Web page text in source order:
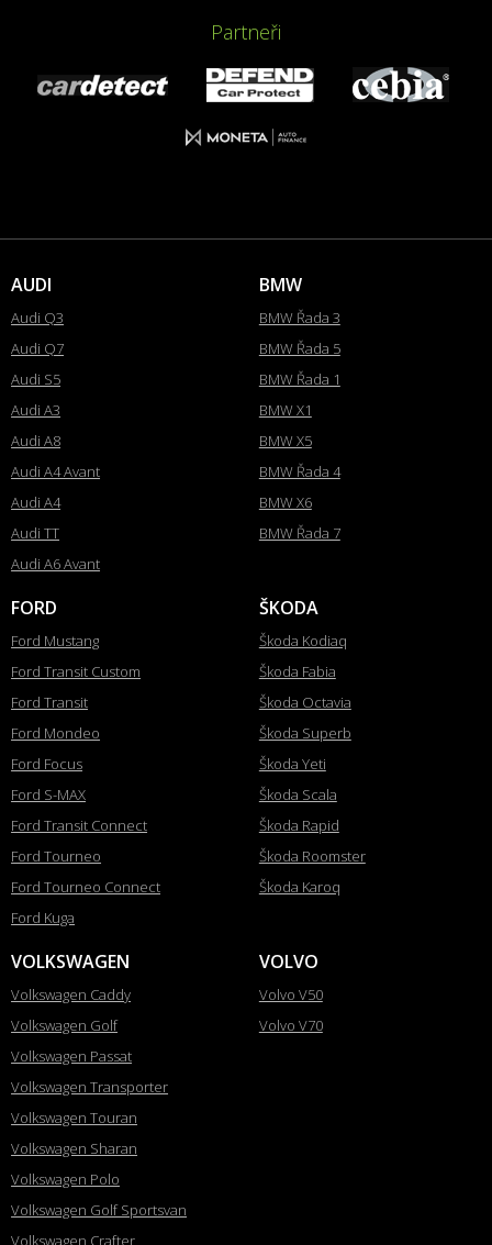
Partneři
AUDI
Audi Q3
Audi Q7
Audi S5
Audi A3
Audi A8
Audi A4 Avant
Audi A4
Audi TT
Audi A6 Avant
BMW
BMW Řada 3
BMW Řada 5
BMW Řada 1
BMW X1
BMW X5
BMW Řada 4
BMW X6
BMW Řada 7
FORD
Ford Mustang
Ford Transit Custom
Ford Transit
Ford Mondeo
Ford Focus
Ford S-MAX
Ford Transit Connect
Ford Tourneo
Ford Tourneo Connect
Ford Kuga
ŠKODA
Škoda Kodiaq
Škoda Fabia
Škoda Octavia
Škoda Superb
Škoda Yeti
Škoda Scala
Škoda Rapid
Škoda Roomster
Škoda Karoq
VOLKSWAGEN
Volkswagen Caddy
Volkswagen Golf
Volkswagen Passat
Volkswagen Transporter
Volkswagen Touran
Volkswagen Sharan
Volkswagen Polo
Volkswagen Golf Sportsvan
VOLVO
Volvo V50
Volvo V70